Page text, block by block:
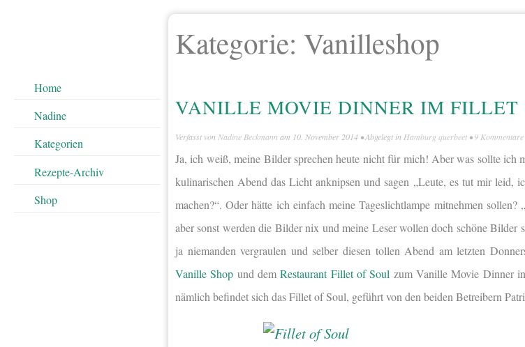
Home
Nadine
Kategorien
Rezepte-Archiv
Shop
Kategorie: Vanilleshop
VANILLE MOVIE DINNER IM FILLET
Verfasst von Nadine Beckmann am 10. November 2014 • Abgelegt in Hamburg querbeet •9 Kommentare
Ja, ich weiß, meine Bilder sprechen heute nicht für mich! Aber was sollte ich
kulinarischen Abend das Licht anknipsen und sagen „Leute, es tut mir leid,
machen?“. Oder hätte ich einfach meine Tageslichtlampe mitnehmen
aber sonst werden die Bilder nix und meine Leser wollen doch schöne Bilder
ja niemanden vergraulen und selber diesen tollen Abend am letzten
Vanille Shop und demRestaurant Fillet of Soul zum Vanille Movie Dinner
nämlich befindet sich das Fillet of Soul, geführt von den beiden Betreibern